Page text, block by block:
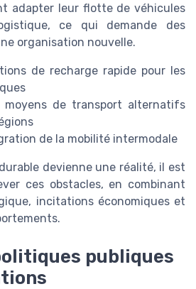
adapter leur flotte de véhicules
ce qui demande des
organisation nouvelle.
de recharge rapide pour les
moyens de transport alternatifs
de la mobilité intermodale
devienne une réalité, il est
ces obstacles, en combinant
incitations économiques et
publiques